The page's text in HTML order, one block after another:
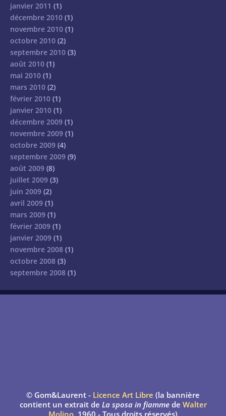
janvier 2011 (1)
décembre 2010 (1)
novembre 2010 (1)
octobre 2010 (2)
septembre 2010 (3)
août 2010 (1)
mai 2010 (1)
mars 2010 (2)
février 2010 (1)
janvier 2010 (1)
décembre 2009 (1)
novembre 2009 (1)
octobre 2009 (4)
septembre 2009 (9)
août 2009 (8)
juillet 2009 (3)
juin 2009 (2)
avril 2009 (1)
mars 2009 (1)
février 2009 (1)
janvier 2009 (1)
novembre 2008 (1)
octobre 2008 (3)
septembre 2008 (1)
© Gom&Laurent - Licence Art Libre (la bannière
contient un extrait de La sposa in fiammede Walter
Molino , 1960 - Tous droits réservés)